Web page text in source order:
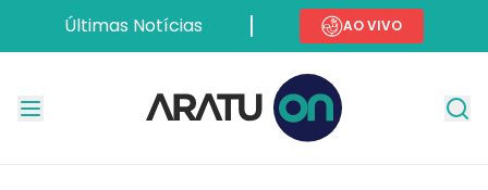
Últimas Notícias AO VIVO